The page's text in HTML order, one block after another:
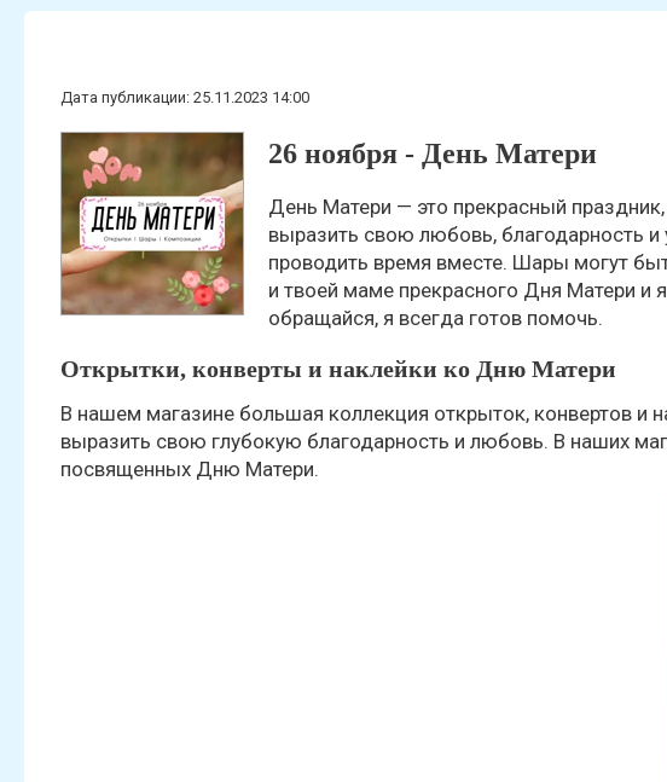
Статьи
Дата публикации: 25.11.2023 14:00
26 ноября - День Матери
День Матери — это прекрасный
выразить свою любовь, благодарность
проводить время вместе. Шары могут
и твоей маме прекрасного Дня Матери и
обращайся, я всегда готов помочь.
Открытки, конверты и наклейки ко Дню Матери
В нашем магазине большая коллекция открыток, конвертов
выразить свою глубокую благодарность и любовь. В наших
посвященных Дню Матери.